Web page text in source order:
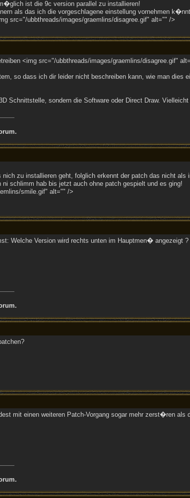
ist die 9c version parallel zu installieren!
als das ich die vorgeschlagene einstellung vornehmen
src="/ubbthreads/images/graemlins/disagree.gif" alt="" />
<img src="/ubbthreads/images/graemlins/disagree.gif"
so dass ich dir leider nicht beschreiben kann, wie man dies
Schnittstelle, sondern die Software oder Direct Draw.
zu installieren geht, folglich erkennt der patch das nicht als
ni schlimm hab bis jetzt auch ohne patch gespielt und es ging!
smile.gif" alt="" />
Welche Version wird rechts unten im Hauptmen� angezeigt
mit einen weiteren Patch-Vorgang sogar mehr zerst�ren als